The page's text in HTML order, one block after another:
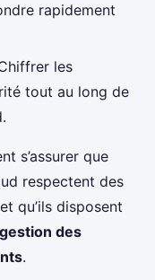
rapidement
les
tout au long de
s’assurer que
respectent des
qu’ils disposent
des
.